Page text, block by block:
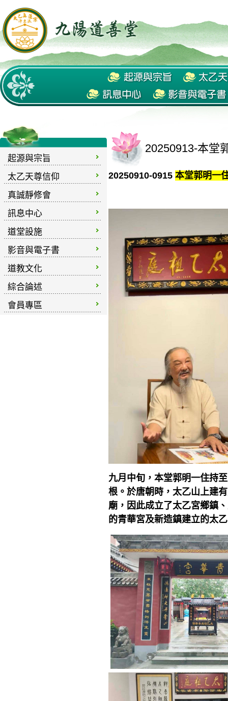
起源與宗旨
太乙天尊信仰
真誠靜修會
訊息中心
道堂設施
影音與電子書
道教文化
綜合論述
會員專區
20250913-本堂
20250910-0915 本堂郭明一
九月中旬，本堂郭明一住持
根。於唐朝時，太乙山上建
廟，因此成立了太乙宮鄉鎮
的青華宮及新造鎮建立的太